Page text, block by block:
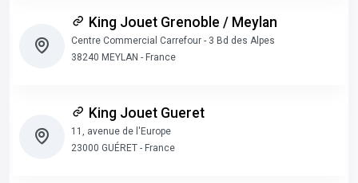
King Jouet Grenoble / Meylan
Centre Commercial Carrefour - 3 Bd des Alpes
38240 MEYLAN - France
King Jouet Gueret
11, avenue de l'Europe
23000 GUÉRET - France